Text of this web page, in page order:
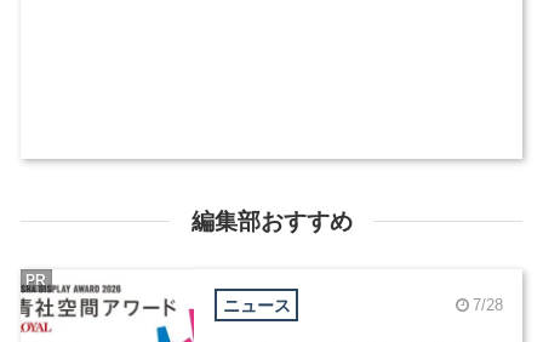
編集部おすすめ
ニュース 7/28
PR